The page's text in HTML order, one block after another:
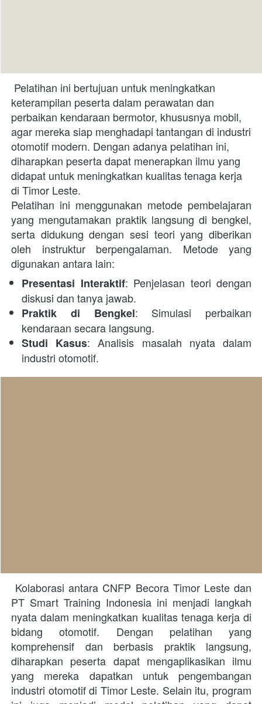
keterampilan peserta dalam perawatan dan
perbaikan kendaraan bermotor, khususnya mobil,
agar mereka siap menghadapi tantangan di industri
otomotif modern. Dengan adanya pelatihan ini,
diharapkan peserta dapat menerapkan ilmu yang
didapat untuk meningkatkan kualitas tenaga kerja
di Timor Leste.
Pelatihan ini menggunakan metode pembelajaran
yang mengutamakan praktik langsung di bengkel,
serta didukung dengan sesi teori yang diberikan
oleh instruktur berpengalaman. Metode yang
digunakan antara lain:
Presentasi Interaktif: Penjelasan teori dengan
diskusi dan tanya jawab.
Praktik di Bengkel: Simulasi perbaikan
kendaraan secara langsung.
Studi Kasus: Analisis masalah nyata dalam
industri otomotif.
PT Smart Training Indonesia ini menjadi langkah
nyata dalam meningkatkan kualitas tenaga kerja di
bidang otomotif. Dengan pelatihan yang
komprehensif dan berbasis praktik langsung,
diharapkan peserta dapat mengaplikasikan ilmu
yang mereka dapatkan untuk pengembangan
industri otomotif di Timor Leste. Selain itu, program